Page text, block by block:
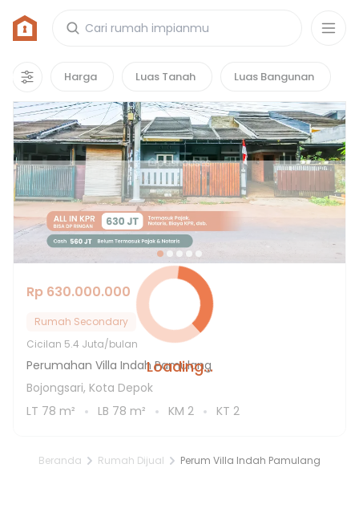
Harga Luas Tanah Luas Bangunan
Loading...
Rumah di Perum Villa Indah Pamulang
1properti
Hot Deals
Rp 630.000.000
Rumah Secondary
Cicilan 5.4 Juta/bulan
Perumahan Villa Indah Pamulang
Bojongsari, Kota Depok
LT 78 m² LB 78 m² KM 2 KT 2
Beranda Rumah Dijual Perum Villa Indah Pamulang